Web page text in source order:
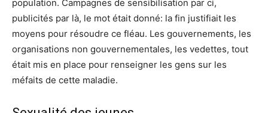
population. Campagnes de sensibilisation par ci,
publicités par là, le mot était donné: la fin justifiait les
moyens pour résoudre ce fléau. Les gouvernements, les
organisations non gouvernementales, les vedettes, tout
était mis en place pour renseigner les gens sur les
méfaits de cette maladie.